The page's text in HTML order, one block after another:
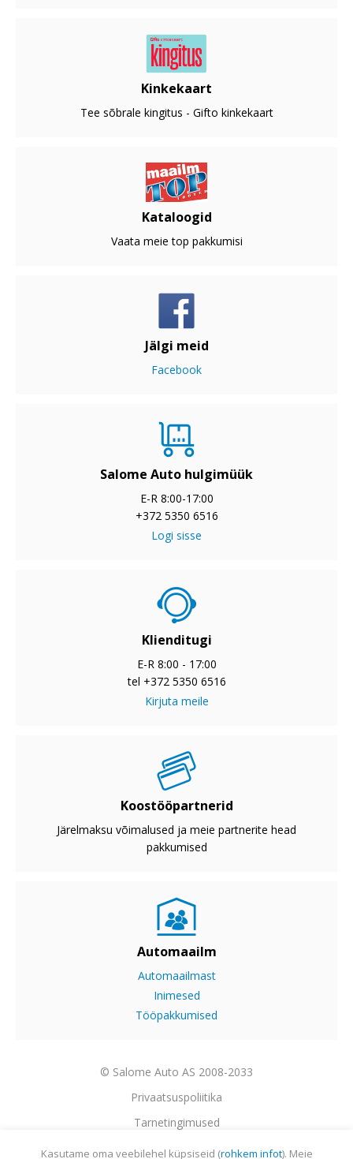
Kinkekaart
Tee sõbrale kingitus - Gifto kinkekaart
Kataloogid
Vaata meie top pakkumisi
Jälgi meid
Facebook
Salome Auto hulgimüük
E-R 8:00-17:00
+372 5350 6516
Logi sisse
Klienditugi
E-R 8:00 - 17:00
tel +372 5350 6516
Kirjuta meile
Koostööpartnerid
Järelmaksu võimalused ja meie partnerite head
pakkumised
Automaailm
Automaailmast
Inimesed
Tööpakkumised
© Salome Auto AS 2008-2033
Privaatsuspoliitika
Tarnetingimused
Garantii
Kasutame oma veebilehel küpsiseid (rohkem infot). Meie